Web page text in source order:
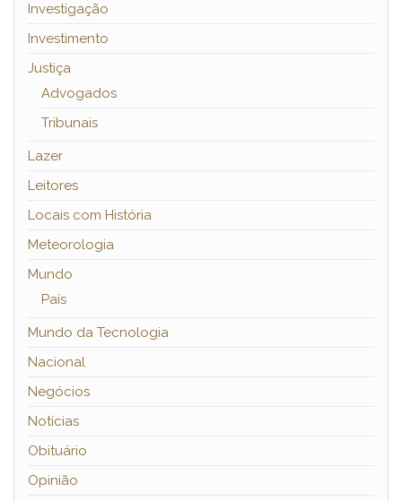
Investigação
Investimento
Justiça
Advogados
Tribunais
Lazer
Leitores
Locais com História
Meteorologia
Mundo
País
Mundo da Tecnologia
Nacional
Negócios
Notícias
Obituário
Opinião